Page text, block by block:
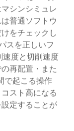
シンシミュレ
普通ソフトウ
をチェックし
スを正しいフ
速度と切削速度
再配置・また
で起こる操作
スト高になる
定することが